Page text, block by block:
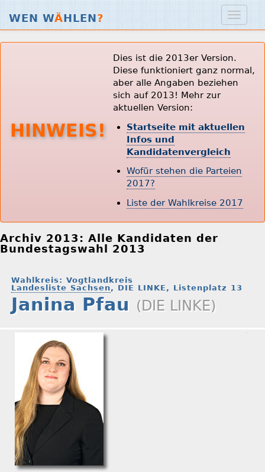
WEN WÄHLEN?
HINWEIS!
Dies ist die 2013er Version.
Diese funktioniert ganz normal,
aber alle Angaben beziehen
sich auf 2013! Mehr zur
aktuellen Version:
Startseite mit aktuellen
Infos und
Kandidatenvergleich
Wofür stehen die Parteien
2017?
Liste der Wahlkreise 2017
Archiv 2013: Alle Kandidaten der
Bundestagswahl 2013
Wahlkreis: Vogtlandkreis
Landesliste Sachsen, DIE LINKE, Listenplatz 13
Janina Pfau (DIE LINKE)